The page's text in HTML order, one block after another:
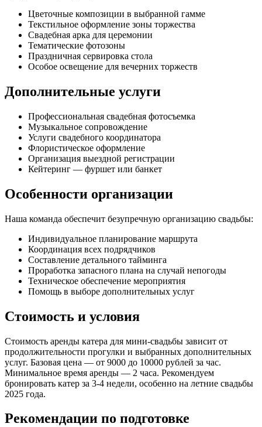
Цветочные композиции в выбранной гамме
Текстильное оформление зоны торжества
Свадебная арка для церемонии
Тематические фотозоны
Праздничная сервировка стола
Особое освещение для вечерних торжеств
Дополнительные услуги
Профессиональная свадебная фотосъемка
Музыкальное сопровождение
Услуги свадебного координатора
Флористическое оформление
Организация выездной регистрации
Кейтеринг — фуршет или банкет
Особенности организации
Наша команда обеспечит безупречную организацию свадьбы:
Индивидуальное планирование маршрута
Координация всех подрядчиков
Составление детального тайминга
Проработка запасного плана на случай непогоды
Техническое обеспечение мероприятия
Помощь в выборе дополнительных услуг
Стоимость и условия
Стоимость аренды катера для мини-свадьбы зависит от
продолжительности прогулки и выбранных дополнительных
услуг. Базовая цена — от 9000 до 10000 рублей за час.
Минимальное время аренды — 2 часа. Рекомендуем
бронировать катер за 3-4 недели, особенно на летние свадьбы
2025 года.
Рекомендации по подготовке